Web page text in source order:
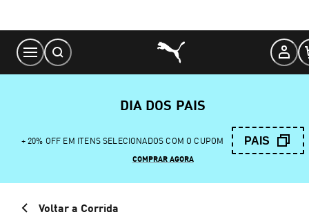
Content
DIA DOS PAIS
+ 20% OFF EM ITENS SELECIONADOS COM O CUPOM PAIS
COMPRAR AGORA
Voltar a Corrida